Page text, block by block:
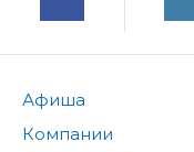
Афиша
Компании